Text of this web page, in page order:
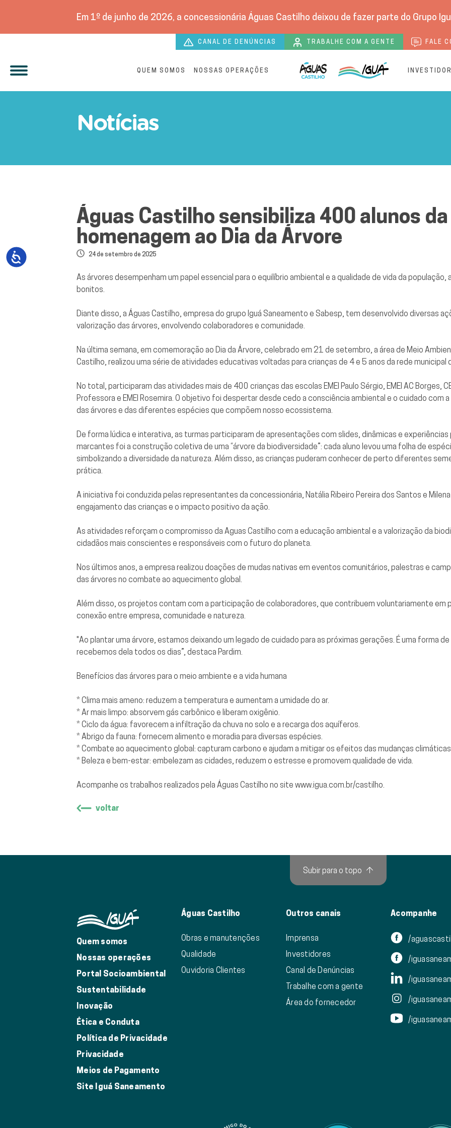
Em 1º de junho de 2026, a concessionária Águas Castilho deixou de fazer parte do Grupo
CANAL DE DENÚNCIAS TRABALHE COM A GENTE FALE
QUEM SOMOS NOSSAS OPERAÇÕES
Águas Castilho sensibiliza 400 alunos da rede
Notícias
Águas Castilho sensibiliza 400 alunos
homenagem ao Dia da Árvore
24 de setembro de 2025
As árvores desempenham um papel essencial para o equilíbrio ambiental e a qualidade de vida da
bonitos.
Diante disso, a Águas Castilho, empresa do grupo Iguá Saneamento e Sabesp, tem desenvolvido diversas
valorização das árvores, envolvendo colaboradores e comunidade.
Na última semana, em comemoração ao Dia da Árvore, celebrado em 21 de setembro, a área de Meio
Castilho, realizou uma série de atividades educativas voltadas para crianças de 4 e 5 anos da rede municipal
No total, participaram das atividades mais de 400 crianças das escolas EMEI Paulo Sérgio, EMEI AC Borges,
Professora e EMEI Rosemira. O objetivo foi despertar desde cedo a consciência ambiental e o cuidado com
das árvores e das diferentes espécies que compõem nosso ecossistema.
De forma lúdica e interativa, as turmas participaram de apresentações com slides, dinâmicas e
marcantes foi a construção coletiva de uma “árvore da biodiversidade”: cada aluno levou uma folha de
simbolizando a diversidade da natureza. Além disso, as crianças puderam conhecer de perto diferentes
prática.
A iniciativa foi conduzida pelas representantes da concessionária, Natália Ribeiro Pereira dos Santos e
engajamento das crianças e o impacto positivo da ação.
As atividades reforçam o compromisso da Aguas Castilho com a educação ambiental e a valorização da
cidadãos mais conscientes e responsáveis com o futuro do planeta.
Nos últimos anos, a empresa realizou doações de mudas nativas em eventos comunitários, palestras e
das árvores no combate ao aquecimento global.
Além disso, os projetos contam com a participação de colaboradores, que contribuem voluntariamente
conexão entre empresa, comunidade e natureza.
"Ao plantar uma árvore, estamos deixando um legado de cuidado para as próximas gerações. É uma forma
recebemos dela todos os dias”, destaca Pardim.
Benefícios das árvores para o meio ambiente e a vida humana
* Clima mais ameno: reduzem a temperatura e aumentam a umidade do ar.
* Ar mais limpo: absorvem gás carbônico e liberam oxigênio.
* Ciclo da água: favorecem a infiltração da chuva no solo e a recarga dos aquíferos.
* Abrigo da fauna: fornecem alimento e moradia para diversas espécies.
* Combate ao aquecimento global: capturam carbono e ajudam a mitigar os efeitos das mudanças
* Beleza e bem-estar: embelezam as cidades, reduzem o estresse e promovem qualidade de vida.
Acompanhe os trabalhos realizados pela Águas Castilho no site www.igua.com.br/castilho.
voltar
Quem somos
Nossas operações
Portal Socioambiental
Sustentabilidade
Inovação
Ética e Conduta
Política de Privacidade
Privacidade
Meios de Pagamento
Site Iguá Saneamento
Águas Castilho
Obras e manutenções
Qualidade
Ouvidoria Clientes
Outros canais
Imprensa
Investidores
Canal de Denúncias
Trabalhe com a gente
Área do fornecedor
Acompanhe
/
/
/
/
/
Subir para o topo ↑